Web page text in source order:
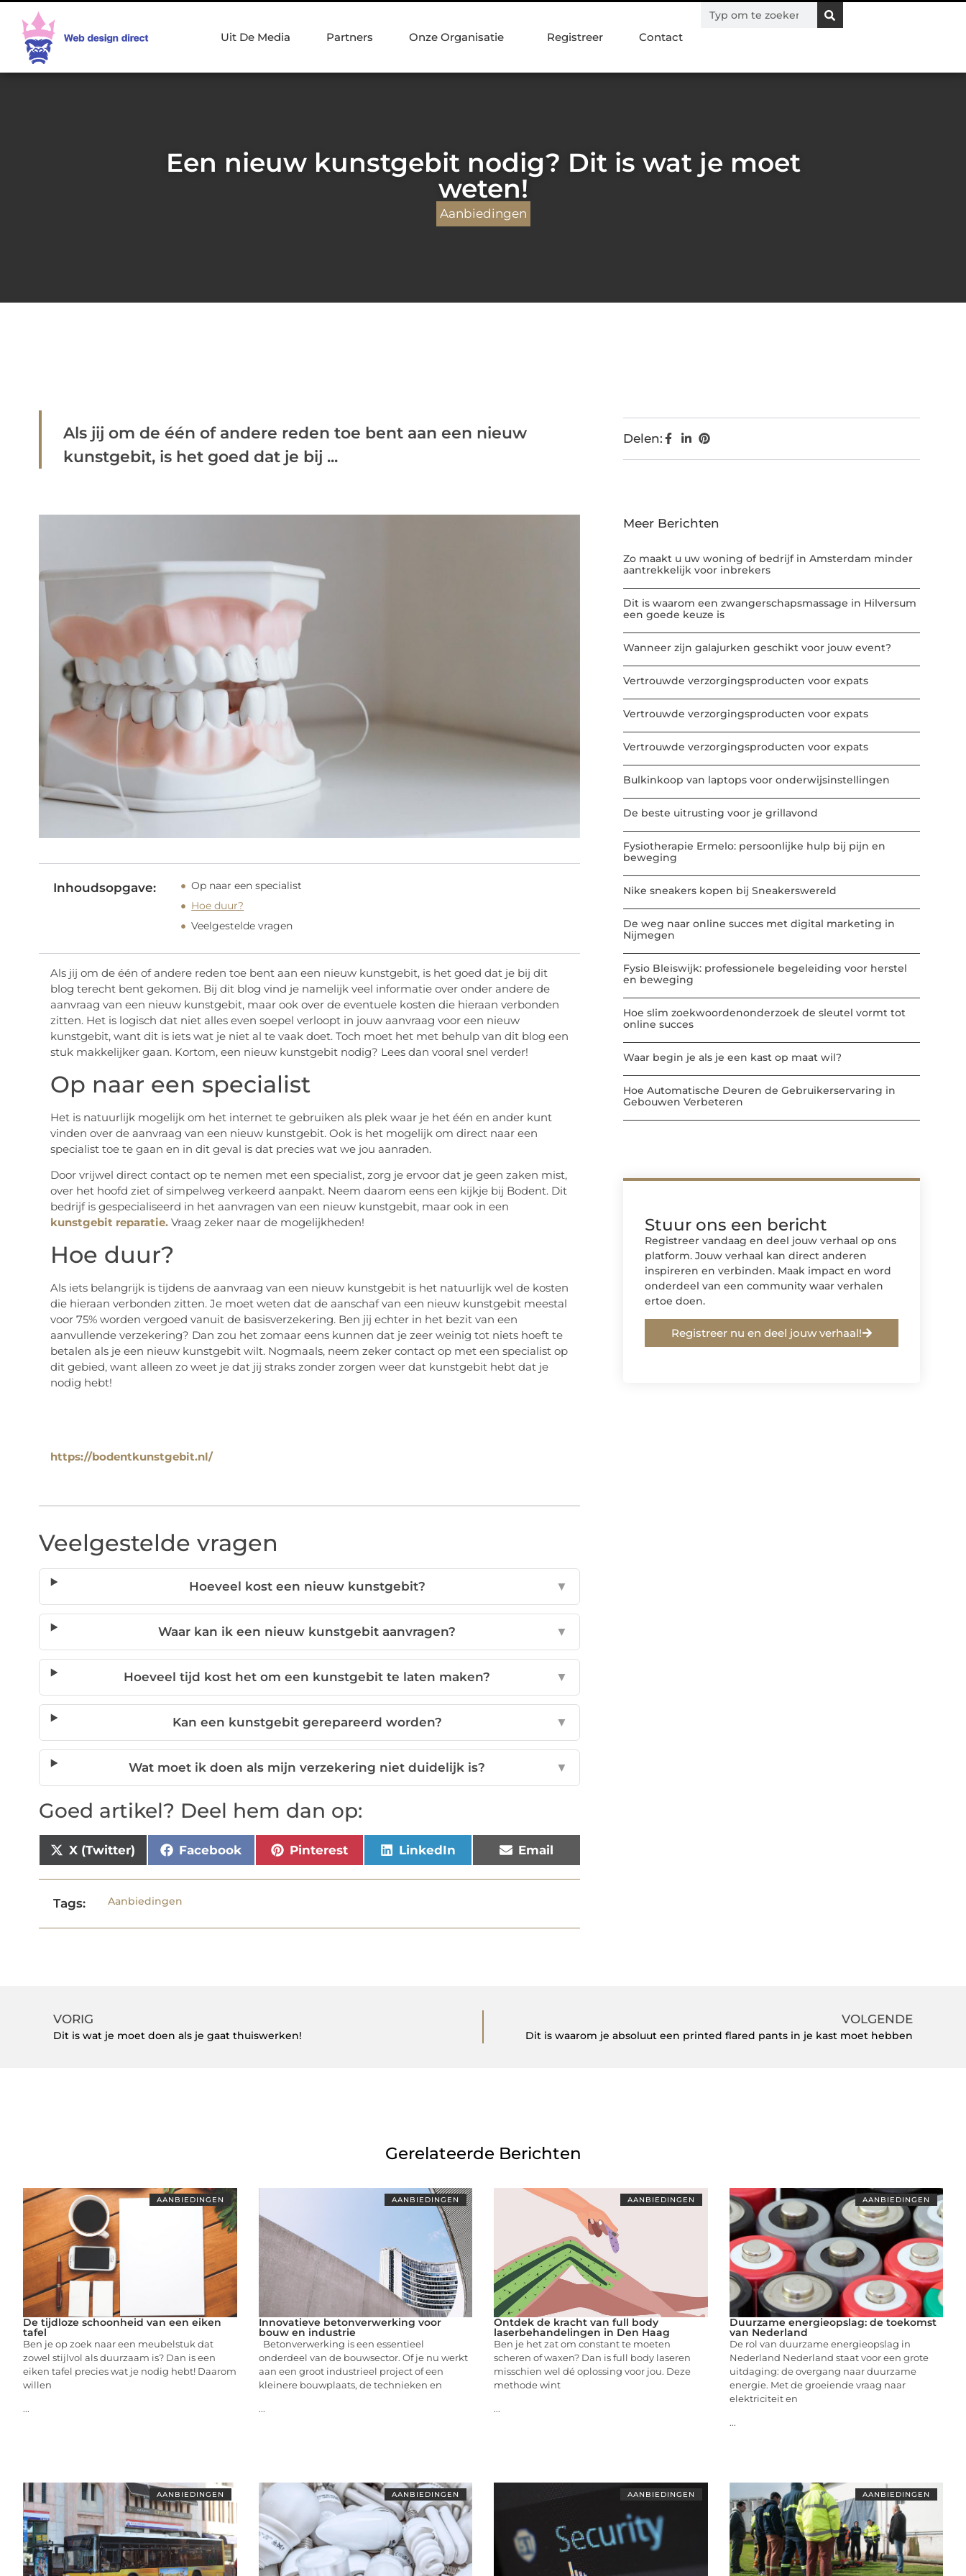
Uit De Media Partners Onze Organisatie Registreer Contact
Een nieuw kunstgebit nodig? Dit is wat je moet
weten!
Aanbiedingen
Als jij om de één of andere reden toe bent aan een nieuw
kunstgebit, is het goed dat je bij ...
Inhoudsopgave:
Op naar een specialist
Hoe duur?
Veelgestelde vragen
Als jij om de één of andere reden toe bent aan een nieuw kunstgebit, is het goed dat je bij dit
blog terecht bent gekomen. Bij dit blog vind je namelijk veel informatie over onder andere de
aanvraag van een nieuw kunstgebit, maar ook over de eventuele kosten die hieraan verbonden
zitten. Het is logisch dat niet alles even soepel verloopt in jouw aanvraag voor een nieuw
kunstgebit, want dit is iets wat je niet al te vaak doet. Toch moet het met behulp van dit blog een
stuk makkelijker gaan. Kortom, een nieuw kunstgebit nodig? Lees dan vooral snel verder!
Op naar een specialist
Het is natuurlijk mogelijk om het internet te gebruiken als plek waar je het één en ander kunt
vinden over de aanvraag van een nieuw kunstgebit. Ook is het mogelijk om direct naar een
specialist toe te gaan en in dit geval is dat precies wat we jou aanraden.
Door vrijwel direct contact op te nemen met een specialist, zorg je ervoor dat je geen zaken mist,
over het hoofd ziet of simpelweg verkeerd aanpakt. Neem daarom eens een kijkje bij Bodent. Dit
bedrijf is gespecialiseerd in het aanvragen van een nieuw kunstgebit, maar ook in een
kunstgebit reparatie.Vraag zeker naar de mogelijkheden!
Hoe duur?
Als iets belangrijk is tijdens de aanvraag van een nieuw kunstgebit is het natuurlijk wel de kosten
die hieraan verbonden zitten. Je moet weten dat de aanschaf van een nieuw kunstgebit meestal
voor 75% worden vergoed vanuit de basisverzekering. Ben jij echter in het bezit van een
aanvullende verzekering? Dan zou het zomaar eens kunnen dat je zeer weinig tot niets hoeft te
betalen als je een nieuw kunstgebit wilt. Nogmaals, neem zeker contact op met een specialist op
dit gebied, want alleen zo weet je dat jij straks zonder zorgen weer dat kunstgebit hebt dat je
nodig hebt!
https://bodentkunstgebit.nl/
Veelgestelde vragen
Hoeveel kost een nieuw kunstgebit? ▼
Waar kan ik een nieuw kunstgebit aanvragen? ▼
Hoeveel tijd kost het om een kunstgebit te laten maken? ▼
Kan een kunstgebit gerepareerd worden? ▼
Wat moet ik doen als mijn verzekering niet duidelijk is? ▼
Goed artikel? Deel hem dan op:
X (Twitter) Facebook Pinterest LinkedIn Email
Tags: Aanbiedingen
Delen:
Meer Berichten
Zo maakt u uw woning of bedrijf in Amsterdam minder
aantrekkelijk voor inbrekers
Dit is waarom een zwangerschapsmassage in Hilversum
een goede keuze is
Wanneer zijn galajurken geschikt voor jouw event?
Vertrouwde verzorgingsproducten voor expats
Vertrouwde verzorgingsproducten voor expats
Vertrouwde verzorgingsproducten voor expats
Bulkinkoop van laptops voor onderwijsinstellingen
De beste uitrusting voor je grillavond
Fysiotherapie Ermelo: persoonlijke hulp bij pijn en
beweging
Nike sneakers kopen bij Sneakerswereld
De weg naar online succes met digital marketing in
Nijmegen
Fysio Bleiswijk: professionele begeleiding voor herstel
en beweging
Hoe slim zoekwoordenonderzoek de sleutel vormt tot
online succes
Waar begin je als je een kast op maat wil?
Hoe Automatische Deuren de Gebruikerservaring in
Gebouwen Verbeteren
Stuur ons een bericht
Registreer vandaag en deel jouw verhaal op ons
platform. Jouw verhaal kan direct anderen
inspireren en verbinden. Maak impact en word
onderdeel van een community waar verhalen
ertoe doen.
Registreer nu en deel jouw verhaal!
VORIG
Dit is wat je moet doen als je gaat thuiswerken!
VOLGENDE
Dit is waarom je absoluut een printed flared pants in je kast moet hebben
Gerelateerde Berichten
AANBIEDINGEN
De tijdloze schoonheid van een eiken
tafel
Ben je op zoek naar een meubelstuk dat
zowel stijlvol als duurzaam is? Dan is een
eiken tafel precies wat je nodig hebt! Daarom
willen
...
AANBIEDINGEN
Innovatieve betonverwerking voor
bouw en industrie
Betonverwerking is een essentieel
onderdeel van de bouwsector. Of je nu werkt
aan een groot industrieel project of een
kleinere bouwplaats, de technieken en
...
AANBIEDINGEN
Ontdek de kracht van full body
laserbehandelingen in Den Haag
Ben je het zat om constant te moeten
scheren of waxen? Dan is full body laseren
misschien wel dé oplossing voor jou. Deze
methode wint
...
AANBIEDINGEN
Duurzame energieopslag: de toekomst
van Nederland
De rol van duurzame energieopslag in
Nederland Nederland staat voor een grote
uitdaging: de overgang naar duurzame
energie. Met de groeiende vraag naar
elektriciteit en
...
AANBIEDINGEN AANBIEDINGEN AANBIEDINGEN AANBIEDINGEN